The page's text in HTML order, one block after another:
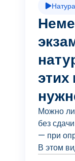
этих
Можно ли
без
— при
В этом